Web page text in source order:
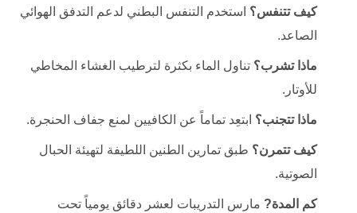
كيف تتنفس؟ استخدم التنفس البطني لدعم التدفق الهوائي
الصاعد.
ماذا تشرب؟ تناول الماء بكثرة لترطيب الغشاء المخاطي
للأوتار.
ماذا تتجنب؟ ابتعِد تماماً عن الكافيين لمنع جفاف الحنجرة.
كيف تتمرن؟ طبق تمارين الطنين اللطيفة لتهيئة الحبال
الصوتية.
كم المدة? مارس التدريبات لعشر دقائق يومياً تحت